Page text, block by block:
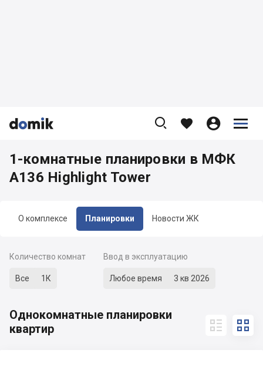


    


О комплексе Планировки Новости ЖК
1-комнатные планировки в МФК
A136 Highlight Tower
Количество комнат
Все 1К
Ввод в эксплуатацию
Любое время 3 кв 2026
Однокомнатные планировки
квартир
 